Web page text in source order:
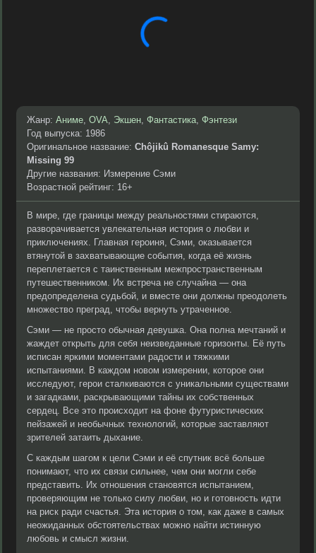
Жанр: Аниме, OVA, Экшен, Фантастика, Фэнтези
Год выпуска: 1986
Оригинальное название: Chôjikû Romanesque Samy:
Missing 99
Другие названия: Измерение Сэми
Возрастной рейтинг: 16+
В мире, где границы между реальностями стираются,
разворачивается увлекательная история о любви и
приключениях. Главная героиня, Сэми, оказывается
втянутой в захватывающие события, когда её жизнь
переплетается с таинственным межпространственным
путешественником. Их встреча не случайна — она
предопределена судьбой, и вместе они должны преодолеть
множество преград, чтобы вернуть утраченное.
Сэми — не просто обычная девушка. Она полна мечтаний и
жаждет открыть для себя неизведанные горизонты. Её путь
исписан яркими моментами радости и тяжкими
испытаниями. В каждом новом измерении, которое они
исследуют, герои сталкиваются с уникальными существами
и загадками, раскрывающими тайны их собственных
сердец. Все это происходит на фоне футуристических
пейзажей и необычных технологий, которые заставляют
зрителей затаить дыхание.
С каждым шагом к цели Сэми и её спутник всё больше
понимают, что их связи сильнее, чем они могли себе
представить. Их отношения становятся испытанием,
проверяющим не только силу любви, но и готовность идти
на риск ради счастья. Эта история о том, как даже в самых
неожиданных обстоятельствах можно найти истинную
любовь и смысл жизни.